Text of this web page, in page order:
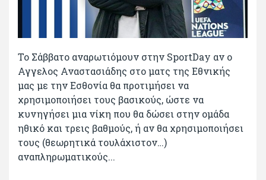
Το Σάββατο αναρωτιόμουν στην SportDay αν ο
Αγγελος Αναστασιάδης στο ματς της Εθνικής
μας με την Εσθονία θα προτιμήσει να
χρησιμοποιήσει τους βασικούς, ώστε να
κυνηγήσει μια νίκη που θα δώσει στην ομάδα
ηθικό και τρεις βαθμούς, ή αν θα χρησιμοποιήσει
τους (θεωρητικά τουλάχιστον…)
αναπληρωματικούς...